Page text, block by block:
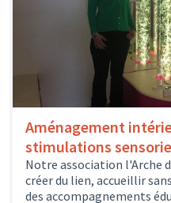
Aménagement
stimulations
Notre association l'Arche
créer du lien, accueillir
des accompagnements